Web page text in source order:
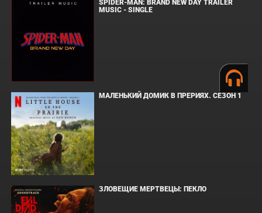
SPIDER-MAN: BRAND NEW DAY TRAILER
MUSIC - SINGLE
МАЛЕНЬКИЙ ДОМИК В ПРЕРИЯХ. СЕЗОН 1
ЗЛОВЕЩИЕ МЕРТВЕЦЫ: ПЕКЛО